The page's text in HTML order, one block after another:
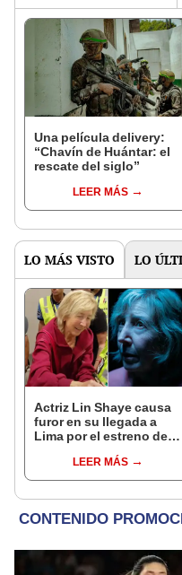
Una película delivery:
“Chavín de Huántar: el
rescate del siglo”
LEER MÁS
LO MÁS VISTO LO
Actriz Lin Shaye causa
furor en su llegada a
Lima por el estreno de
LEER MÁS